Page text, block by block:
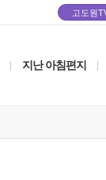
고도원
지난 아침편지